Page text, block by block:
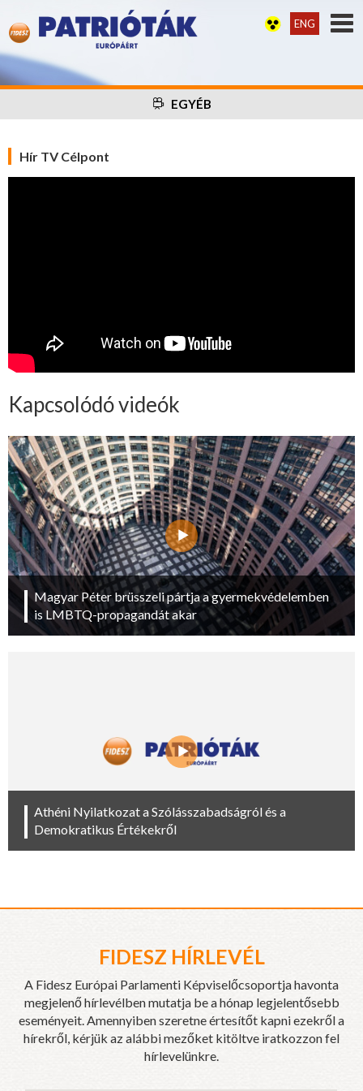
ENG
EGYÉB
Hír TV Célpont
Kapcsolódó videók
Magyar Péter brüsszeli pártja a gyermekvédelemben
is LMBTQ-propagandát akar
Athéni Nyilatkozat a Szólásszabadságról és a
Demokratikus Értékekről
FIDESZ HÍRLEVÉL
A Fidesz Európai Parlamenti Képviselőcsoportja havonta
megjelenő hírlevélben mutatja be a hónap legjelentősebb
eseményeit. Amennyiben szeretne értesítőt kapni ezekről a
hírekről, kérjük az alábbi mezőket kitöltve iratkozzon fel
hírlevelünkre.